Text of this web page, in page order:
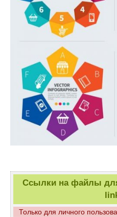
Ссылки на файлы для
Только для личного